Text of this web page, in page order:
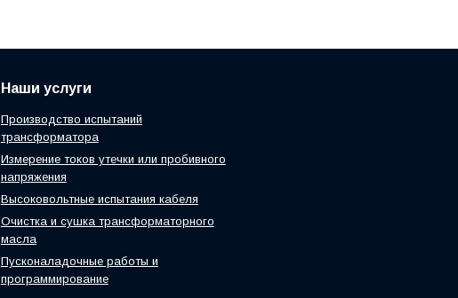
Наши услуги
Производство испытаний
трансформатора
Измерение токов утечки или пробивного
напряжения
Высоковольтные испытания кабеля
Очистка и сушка трансформаторного
масла
Пусконаладочные работы и
программирование